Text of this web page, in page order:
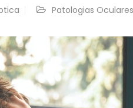
Patologias Oculares